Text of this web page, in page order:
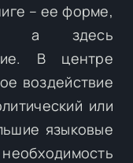
– ее форме,
а здесь
В центре
воздействие
или
языковые